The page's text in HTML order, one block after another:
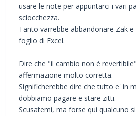
usare le note per appuntarci i vari
sciocchezza.
Tanto varrebbe abbandonare Zak
foglio di Excel.
Dire che "il cambio non é
affermazione molto corretta.
Significherebbe dire che tutto e' in
dobbiamo pagare e stare zitti.
Scusatemi, ma forse qui qualcuno